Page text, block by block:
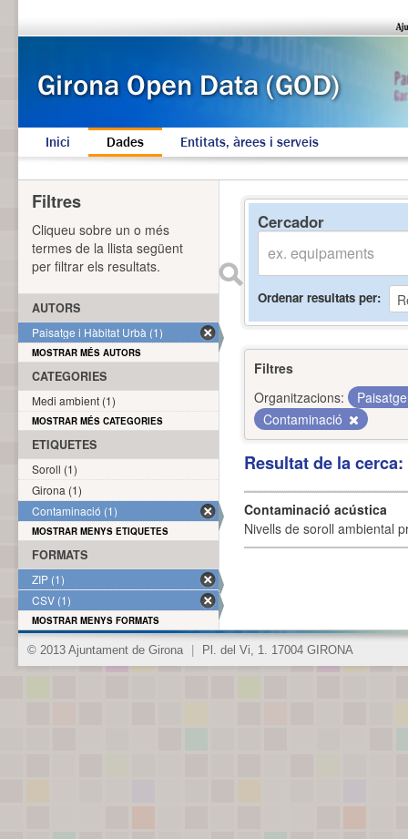
Inici Dades Entitats, àrees i serveis
Cercador
Ordenar resultats per
Filtres
Organitzacions:
Contaminació
Resultat de la
Contaminació acústica
Nivells de soroll ambiental
Filtres
Cliqueu sobre un o més
termes de la llista següent
per filtrar els resultats.
AUTORS
Paisatge i Hàbitat Urbà (1)
MOSTRAR MÉS AUTORS
CATEGORIES
Medi ambient (1)
MOSTRAR MÉS CATEGORIES
ETIQUETES
Soroll (1)
Girona (1)
Contaminació (1)
MOSTRAR MENYS ETIQUETES
FORMATS
ZIP (1)
CSV (1)
MOSTRAR MENYS FORMATS
© 2013 Ajuntament de Girona Pl. del Vi, 1. 17004 GIRONA